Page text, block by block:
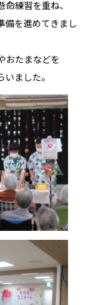
練習を重ね、
備を進めてきまし
おたまなどを
ました。